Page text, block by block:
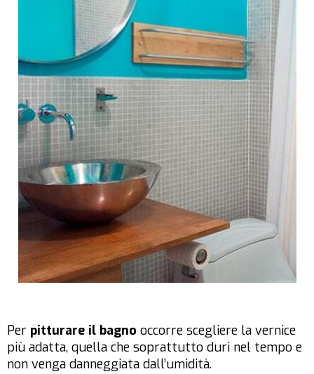
Per pitturare il bagno occorre scegliere la vernice
più adatta, quella che soprattutto duri nel tempo e
non venga danneggiata dall’umidità.